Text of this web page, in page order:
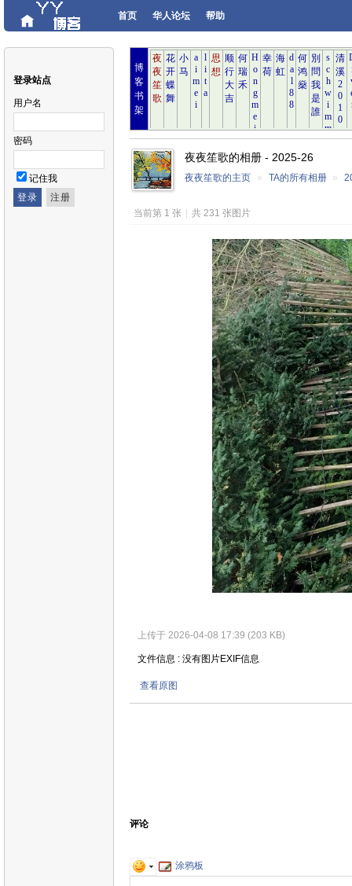
首页 华人论坛 帮助
登录站点
用户名
密码
记住我
博
客
书
架
夜夜笙歌的相册 - 2025-26
夜夜笙歌的主页 » TA的所有相册 »
当前第 1 张 共 231 张图片
上传于 2026-04-08 17:39 (203 KB)
文件信息 : 没有图片EXIF信息
查看原图
评论
涂鸦板